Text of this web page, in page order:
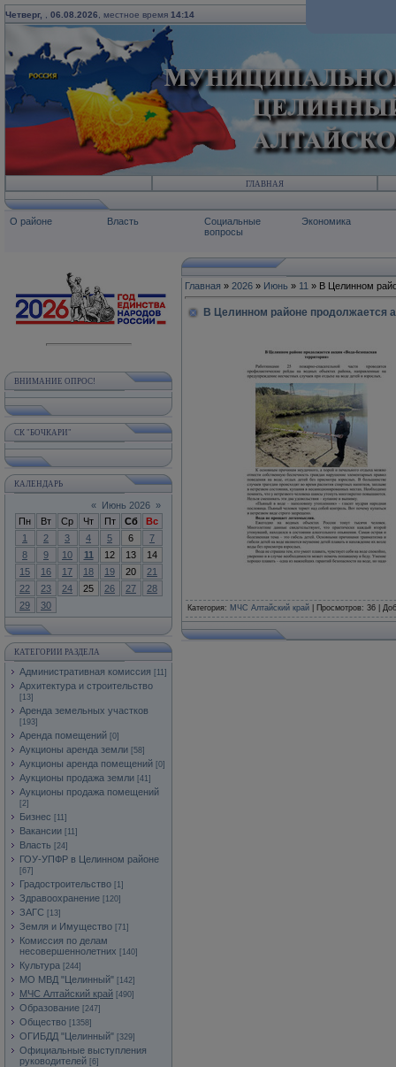
Четверг, 06.08.2026 , местное время 14:14
ГЛАВНАЯ
О районе Власть
Социальные
вопросы
Экономика
ВНИМАНИЕ ОПРОС!
СК "БОЧКАРИ"
КАЛЕНДАРЬ
« Июнь 2026 »
Пн
Вт Ср Чт Пт Сб
Вс
1
2 3 4 5 6
7
8
9 10 11 12 13
14
15
16 17 18 19 20
21
22
23 24 25 26 27
28
29
30
КАТЕГОРИИ РАЗДЕЛА
Административная комиссия [11]
Архитектура и строительство
[13]
Аренда земельных участков
[193]
Аренда помещений [0]
Аукционы аренда земли [58]
Аукционы аренда помещений [0]
Аукционы продажа земли [41]
Аукционы продажа помещений
[2]
Бизнес [11]
Вакансии [11]
Власть [24]
ГОУ-УПФР в Целинном районе
[67]
Градостроительство [1]
Здравоохранение [120]
ЗАГС [13]
Земля и Имущество [71]
Комиссия по делам
несовершеннолетних [140]
Культура [244]
МО МВД "Целинный" [142]
МЧС Алтайский край [490]
Образование [247]
Общество [1358]
ОГИБДД "Целинный" [329]
Официальные выступления
руководителей [6]
Главная » 2026 » Июнь » 11 » В Целинном
В Целинном районе продолжается
Категория: МЧС Алтайский край Просмотров: 36 |